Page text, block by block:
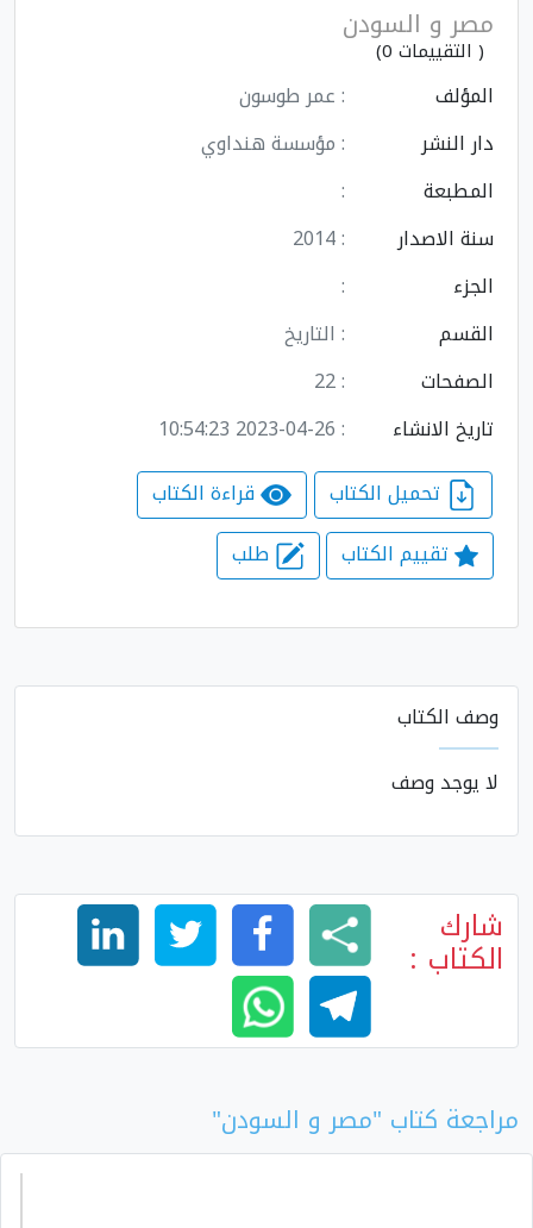
مصر و السودن
( التقييمات 0)
المؤلف
: عمر طوسون
دار النشر
: مؤسسة هنداوي
المطبعة
:
سنة الاصدار
: 2014
الجزء
:
القسم
: التاريخ
الصفحات
: 22
تاريخ الانشاء
: 2023-04-26 10:54:23
قراءة الكتاب
تقييم الكتاب
طلب
وصف الكتاب
لا يوجد وصف
شارك
الكتاب :
مراجعة كتاب "مصر و السودن"